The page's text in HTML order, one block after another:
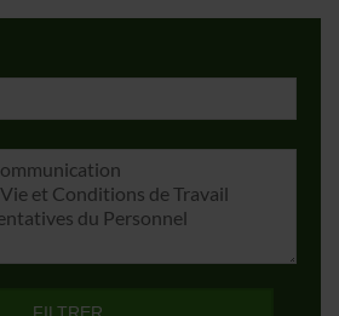
FILTRER